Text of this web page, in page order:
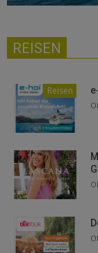
REISEN
Reisen